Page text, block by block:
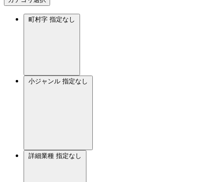
町村字 指定なし
小ジャンル 指定なし
詳細業種 指定なし